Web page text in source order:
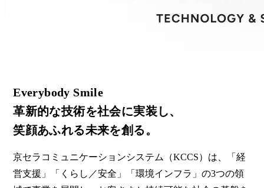
Everybody Smile
革新的な技術を社会に実装し、
笑顔あふれる未来を創る。
京セラコミュニケーションシステム（KCCS）は、「経
営支援」「くらし／安全」「環境インフラ」の3つの領